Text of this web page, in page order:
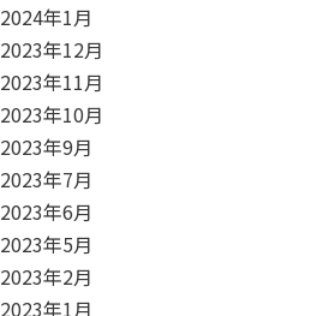
2024年1月
2023年12月
2023年11月
2023年10月
2023年9月
2023年7月
2023年6月
2023年5月
2023年2月
2023年1月